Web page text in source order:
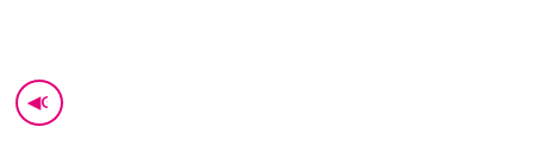
◀GO BACK